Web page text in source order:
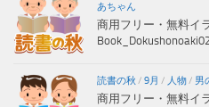
あちゃん
商用フリー・無料イ
読書の秋 / 9月 / 人物/ 男
商用フリー・無料イ